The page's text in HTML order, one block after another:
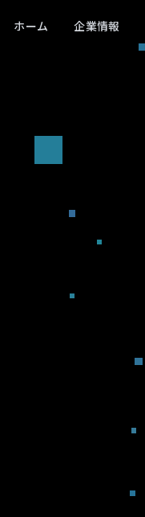
ホーム 企業情報